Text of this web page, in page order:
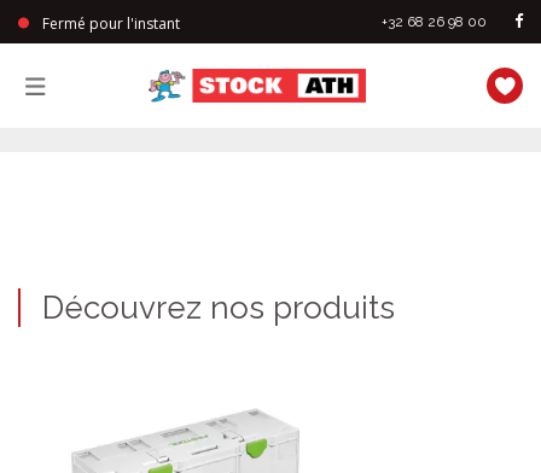
Fermé pour l'instant +32 68 26 98 00
Découvrez nos produits